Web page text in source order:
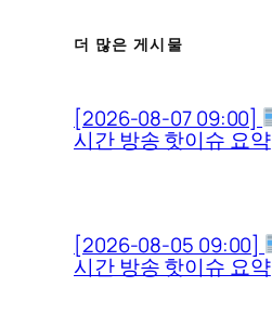
더 많은 게시물
[2026-08-07 09:00]
시간 방송 핫이슈 요약
[2026-08-05 09:00]
시간 방송 핫이슈 요약